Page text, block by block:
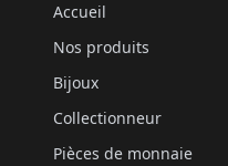
Accueil
Nos produits
Bijoux
Collectionneur
Pièces de monnaie